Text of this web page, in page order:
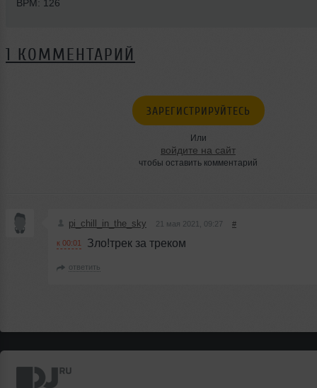
BPM: 126
1 КОММЕНТАРИЙ
ЗАРЕГИСТРИРУЙТЕСЬ
Или
войдите на сайт
чтобы оставить комментарий
pi_chill_in_the_sky 21 мая 2021, 09:27 #
к 00:01 Зло!трек за треком
ответить